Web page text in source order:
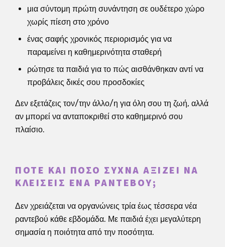
μια σύντομη πρώτη συνάντηση σε ουδέτερο χώρο
χωρίς πίεση στο χρόνο
ένας σαφής χρονικός περιορισμός για να
παραμείνει η καθημερινότητα σταθερή
ρώτησε τα παιδιά για το πώς αισθάνθηκαν αντί να
προβάλεις δικές σου προσδοκίες
Δεν εξετάζεις τον/την άλλο/η για όλη σου τη ζωή, αλλά
αν μπορεί να ανταποκριθεί στο καθημερινό σου
πλαίσιο.
ΠΌΤΕ ΚΑΙ ΠΌΣΟ ΣΥΧΝΆ ΑΞΊΖΕΙ ΝΑ
ΚΛΕΊΣΕΙΣ ΈΝΑ ΡΑΝΤΕΒΟΎ;
Δεν χρειάζεται να οργανώνεις τρία έως τέσσερα νέα
ραντεβού κάθε εβδομάδα. Με παιδιά έχει μεγαλύτερη
σημασία η ποιότητα από την ποσότητα.